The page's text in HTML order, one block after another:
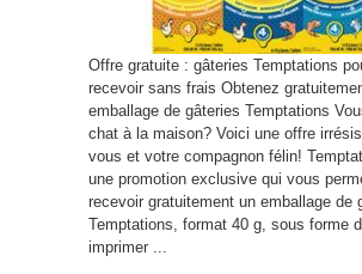
Offre gratuite : gâteries Temptations
recevoir sans frais Obtenez
emballage de gâteries Temptations
chat à la maison? Voici une offre
vous et votre compagnon félin!
une promotion exclusive qui vous
recevoir gratuitement un emballage de
Temptations, format 40 g, sous forme
imprimer ...